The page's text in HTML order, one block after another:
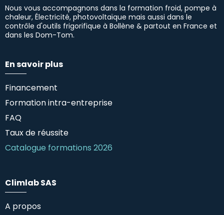
Nous vous accompagnons dans la formation froid, pompe à
chaleur, Électricité, photovoltaïque mais aussi dans le
contrôle d'outils frigorifique à Bollène & partout en France et
dans les Dom-Tom.
En savoir plus
Financement
Formation intra-entreprise
FAQ
Taux de réussite
Catalogue formations 2026
Climlab SAS
A propos